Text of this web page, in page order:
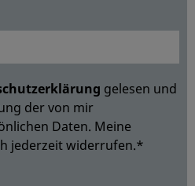
gelesen und
der von mir
Daten. Meine
jederzeit widerrufen.*